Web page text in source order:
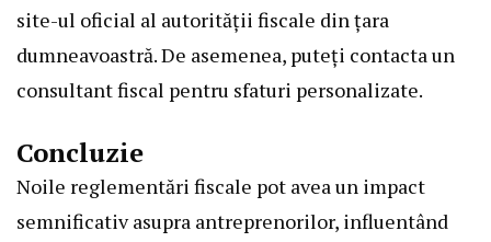
site-ul oficial al autorității fiscale din țara
dumneavoastră. De asemenea, puteți contacta un
consultant fiscal pentru sfaturi personalizate.
Concluzie
Noile reglementări fiscale pot avea un impact
semnificativ asupra antreprenorilor, influentând